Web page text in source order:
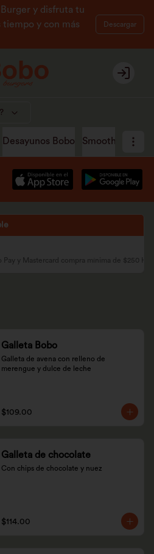
Burger y disfruta tu
y con más
Descargar
Login
Desayunos Bobo Smoothies
y Mastercard compra mínima de $250 H2
Galleta Bobo
Galleta de avena con relleno de
merengue y dulce de leche
$109.00
Galleta de chocolate
Con chips de chocolate y nuez
$114.00